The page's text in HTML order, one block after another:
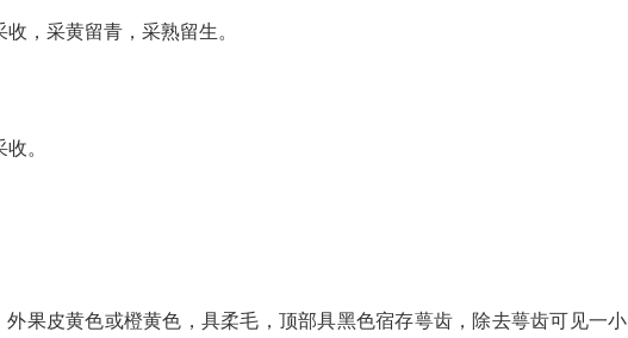
，采黄留青，采熟留生。
。
果皮黄色或橙黄色，具柔毛，顶部具黑色宿存萼齿，除去萼齿可见一小